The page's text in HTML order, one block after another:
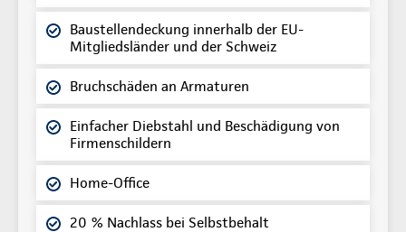
Baustellendeckung innerhalb der EU-
Mitgliedsländer und der Schweiz
Bruchschäden an Armaturen
Einfacher Diebstahl und Beschädigung von
Firmenschildern
Home-Office
20 % Nachlass bei Selbstbehalt